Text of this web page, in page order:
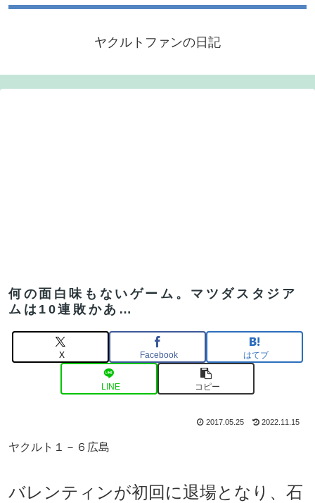
ヤクルトファンの日記
何の面白味もないゲーム。マツダスタジア
ムは10連敗かあ…
X Facebook はてブ
LINE コピー
2017.05.25 2022.11.15
ヤクルト１－６広島
バレンティンが初回に退場となり、石